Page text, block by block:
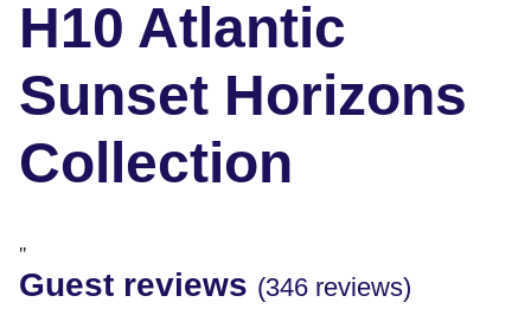
H10 Atlantic
Sunset Horizons
Collection
"
Guest reviews (346 reviews)